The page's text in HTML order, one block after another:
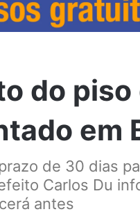
do
em
de 30 dias
Carlos Du
antes